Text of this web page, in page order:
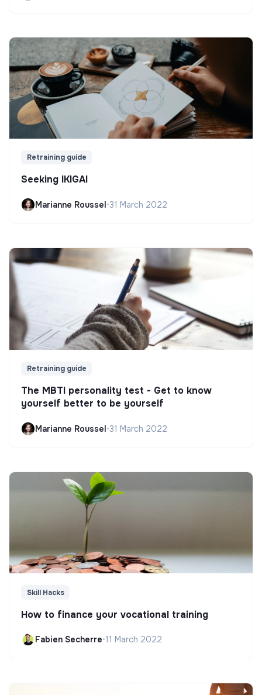
Retraining guide
Seeking IKIGAI
Marianne Roussel•31 March 2022
Retraining guide
The MBTI personality test - Get to know
yourself better to be yourself
Marianne Roussel•31 March 2022
Skill Hacks
How to finance your vocational training
Fabien Secherre•11 March 2022